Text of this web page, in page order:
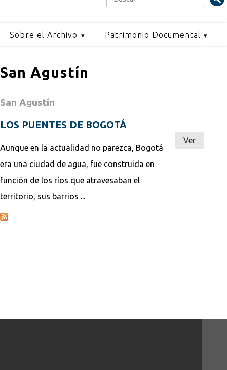
Formulario de búsqueda
Sobre el Archivo Patrimonio Documental
San Agustín
San Agustín
LOS PUENTES DE BOGOTÁ
Aunque en la actualidad no parezca, Bogotá
era una ciudad de agua, fue construida en
función de los ríos que atravesaban el
territorio, sus barrios ...
Ver